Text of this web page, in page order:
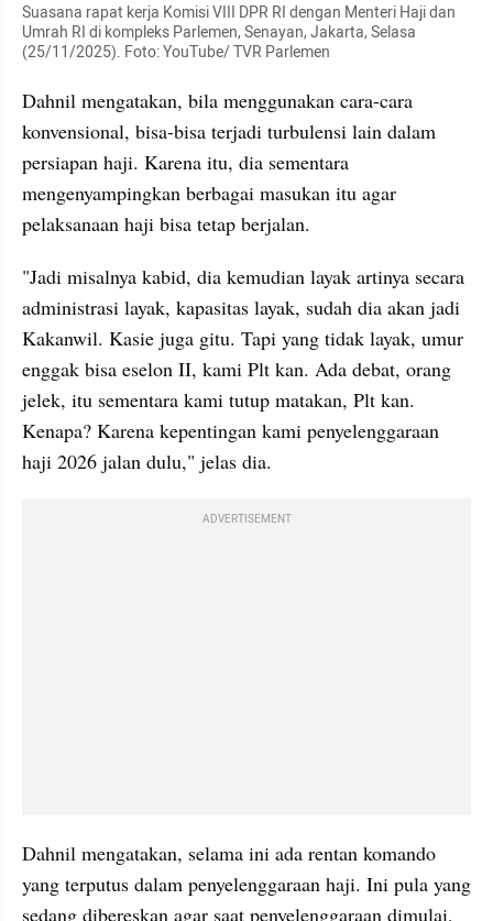
Suasana rapat kerja Komisi VIII DPR RI dengan Menteri Haji dan
Umrah RI di kompleks Parlemen, Senayan, Jakarta, Selasa
(25/11/2025). Foto: YouTube/ TVR Parlemen
Dahnil mengatakan, bila menggunakan cara-cara
konvensional, bisa-bisa terjadi turbulensi lain dalam
persiapan haji. Karena itu, dia sementara
mengenyampingkan berbagai masukan itu agar
pelaksanaan haji bisa tetap berjalan.
"Jadi misalnya kabid, dia kemudian layak artinya secara
administrasi layak, kapasitas layak, sudah dia akan jadi
Kakanwil. Kasie juga gitu. Tapi yang tidak layak, umur
enggak bisa eselon II, kami Plt kan. Ada debat, orang
jelek, itu sementara kami tutup matakan, Plt kan.
Kenapa? Karena kepentingan kami penyelenggaraan
haji 2026 jalan dulu," jelas dia.
ADVERTISEMENT
Dahnil mengatakan, selama ini ada rentan komando
yang terputus dalam penyelenggaraan haji. Ini pula yang
sedang dibereskan agar saat penyelenggaraan dimulai,